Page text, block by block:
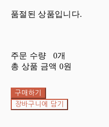
품절된 상품입니다.
주문 수량
0개
총 상품 금액 0원
구매하기
장바구니에 담기